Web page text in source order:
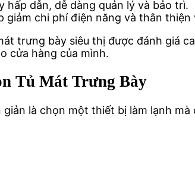
hấp dẫn, dễ dàng quản lý và bảo trì.
giảm chi phí điện năng và thân
trưng bày siêu thị được đánh giá
cửa hàng của mình.
Tủ Mát Trưng Bày
là chọn một thiết bị làm lạnh